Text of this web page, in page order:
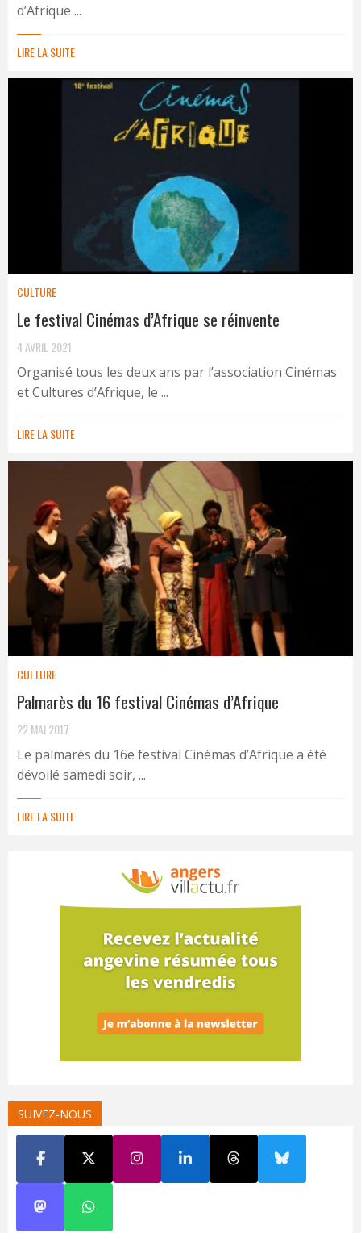
d’Afrique ...
LIRE LA SUITE
CULTURE
Le festival Cinémas d’Afrique se réinvente
4 AVRIL 2021
Organisé tous les deux ans par l’association Cinémas
et Cultures d’Afrique, le ...
LIRE LA SUITE
CULTURE
Palmarès du 16 festival Cinémas d’Afrique
22 MAI 2017
Le palmarès du 16e festival Cinémas d’Afrique a été
dévoilé samedi soir, ...
LIRE LA SUITE
SUIVEZ-NOUS